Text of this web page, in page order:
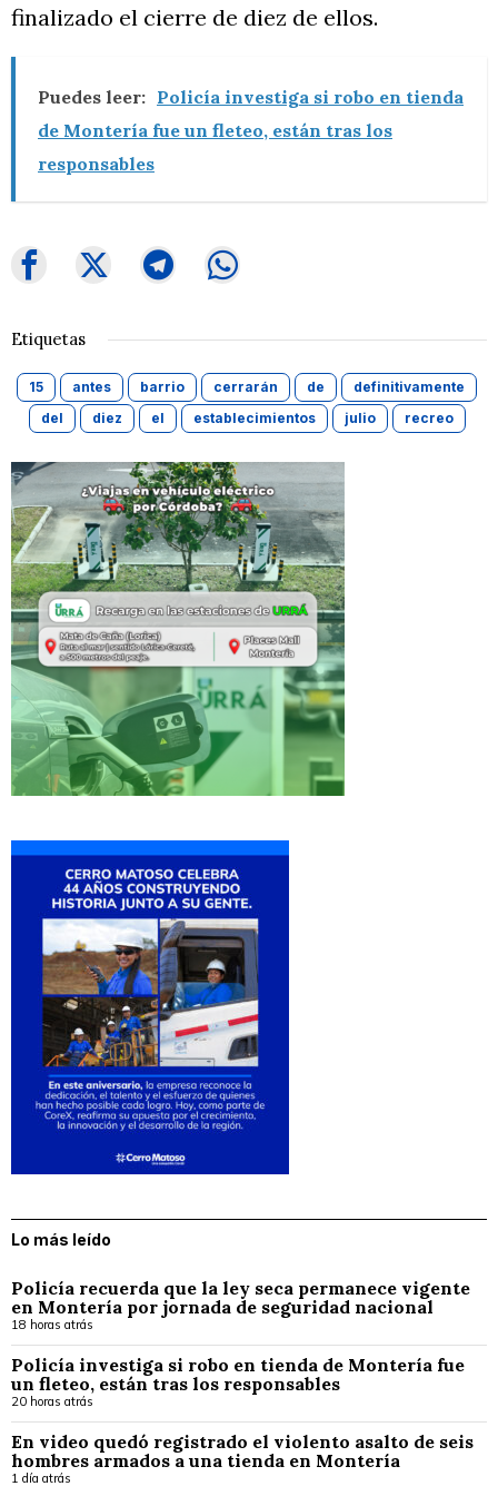
finalizado el cierre de diez de ellos.
Puedes leer: Policía investiga si robo en tienda
de Montería fue un fleteo, están tras los
responsables
Etiquetas
15 antes barrio cerrarán de
definitivamente
del
diez el establecimientos julio recreo
Lo más leído
Policía recuerda que la ley seca permanece vigente
en Montería por jornada de seguridad nacional
18 horas atrás
Policía investiga si robo en tienda de Montería fue
un fleteo, están tras los responsables
20 horas atrás
En video quedó registrado el violento asalto de seis
hombres armados a una tienda en Montería
1 día atrás